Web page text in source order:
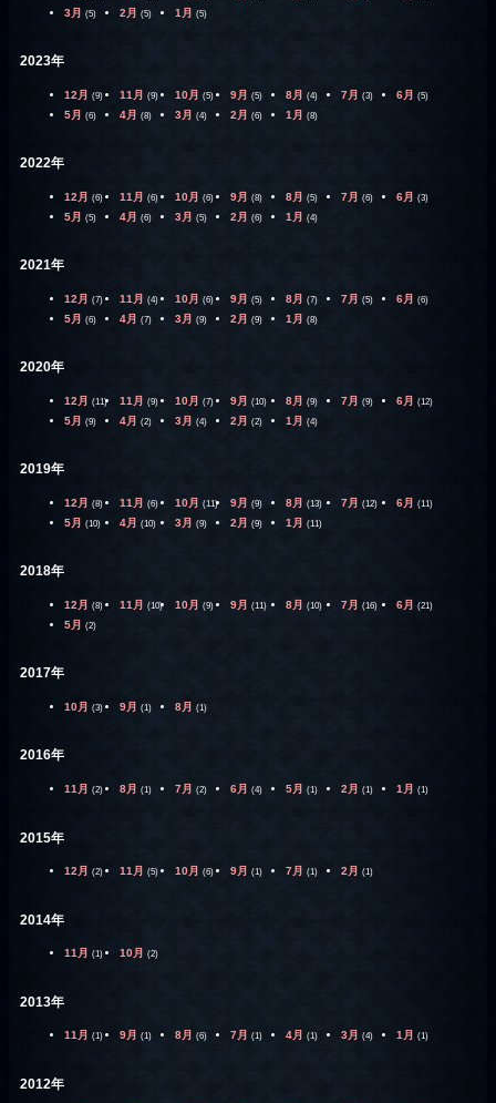
3月 (5) 2月 (5) 1月 (5)
2023年
12月 (9) 11月 (9) 10月 (5) 9月 (5) 8月 (4) 7月 (3) 6月 (5)
5月 (6) 4月 (8) 3月 (4) 2月 (6) 1月 (8)
2022年
12月 (6) 11月 (6) 10月 (6) 9月 (8) 8月 (5) 7月 (6) 6月 (3)
5月 (5) 4月 (6) 3月 (5) 2月 (6) 1月 (4)
2021年
12月 (7) 11月 (4) 10月 (6) 9月 (5) 8月 (7) 7月 (5) 6月 (6)
5月 (6) 4月 (7) 3月 (9) 2月 (9) 1月 (8)
2020年
12月 (11) 11月 (9) 10月 (7) 9月 (10) 8月 (9) 7月 (9) 6月 (12)
5月 (9) 4月 (2) 3月 (4) 2月 (2) 1月 (4)
2019年
12月 (8) 11月 (6) 10月 (11) 9月 (9) 8月 (13) 7月 (12) 6月 (11)
5月 (10) 4月 (10) 3月 (9) 2月 (9) 1月 (11)
2018年
12月 (8) 11月 (10) 10月 (9) 9月 (11) 8月 (10) 7月 (16) 6月 (21)
5月 (2)
2017年
10月 (3) 9月 (1) 8月 (1)
2016年
11月 (2) 8月 (1) 7月 (2) 6月 (4) 5月 (1) 2月 (1) 1月 (1)
2015年
12月 (2) 11月 (5) 10月 (6) 9月 (1) 7月 (1) 2月 (1)
2014年
11月 (1) 10月 (2)
2013年
11月 (1) 9月 (1) 8月 (6) 7月 (1) 4月 (1) 3月 (4) 1月 (1)
2012年